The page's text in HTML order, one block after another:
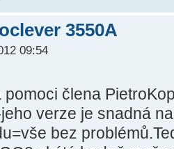
3550A
09:54
pomoci člena
verze je snadná
bez